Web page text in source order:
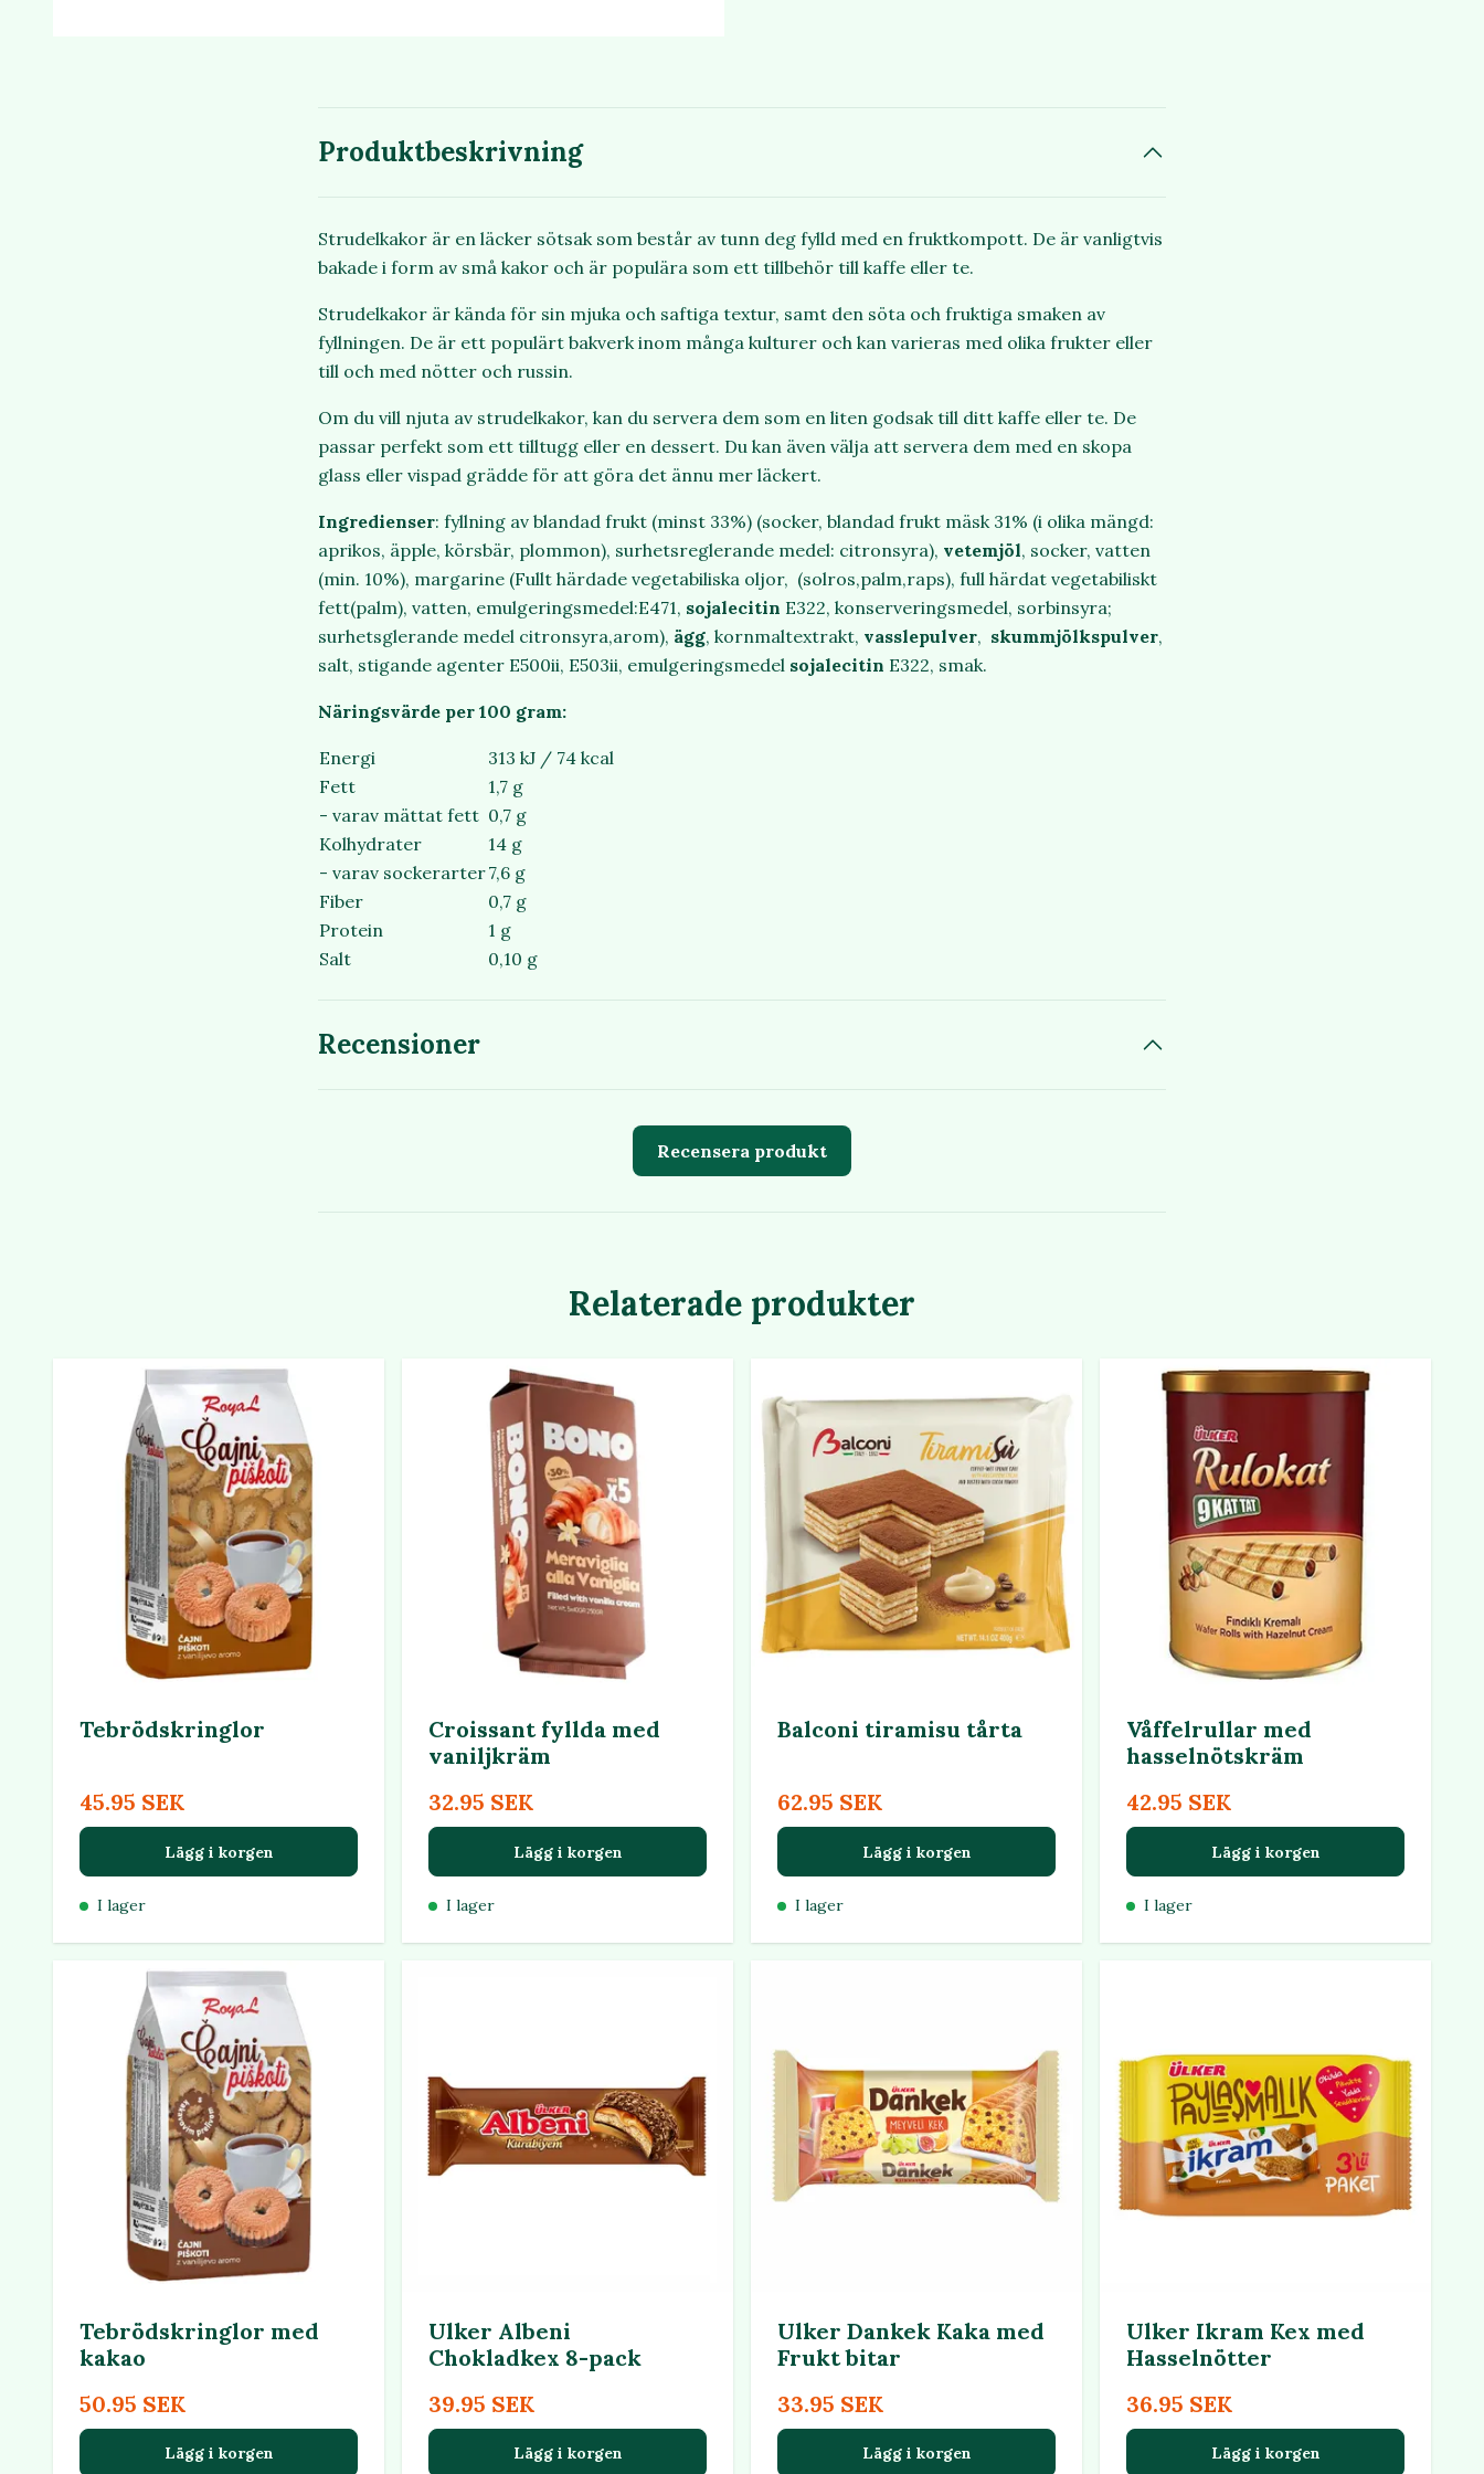
Produktbeskrivning
Strudelkakor är en läcker sötsak som består av tunn deg fylld med en fruktkompott. De är vanligtvis
bakade i form av små kakor och är populära som ett tillbehör till kaffe eller te.
Strudelkakor är kända för sin mjuka och saftiga textur, samt den söta och fruktiga smaken av
fyllningen. De är ett populärt bakverk inom många kulturer och kan varieras med olika frukter eller
till och med nötter och russin.
Om du vill njuta av strudelkakor, kan du servera dem som en liten godsak till ditt kaffe eller te. De
passar perfekt som ett tilltugg eller en dessert. Du kan även välja att servera dem med en skopa
glass eller vispad grädde för att göra det ännu mer läckert.
Ingredienser: fyllning av blandad frukt (minst 33%) (socker, blandad frukt mäsk 31% (i olika mängd:
aprikos, äpple, körsbär, plommon), surhetsreglerande medel: citronsyra), vetemjöl, socker, vatten
(min. 10%), margarine (Fullt härdade vegetabiliska oljor, (solros,palm,raps), full härdat vegetabiliskt
fett(palm), vatten, emulgeringsmedel:E471, sojalecitin E322, konserveringsmedel, sorbinsyra;
surhetsglerande medel citronsyra,arom), ägg, kornmaltextrakt, vasslepulver, skummjölkspulver,
salt, stigande agenter E500ii, E503ii, emulgeringsmedel sojalecitin E322, smak.
Näringsvärde per 100 gram:
Energi
313 kJ / 74 kcal
Fett
1,7 g
- varav mättat fett 0,7 g
Kolhydrater
14 g
- varav sockerarter7,6 g
Fiber
0,7 g
Protein
1 g
Salt
0,10 g
Recensioner
Recensera produkt
Relaterade produkter
Tebrödskringlor
45.95 SEK
Lägg i korgen
I lager
Croissant fyllda med
vaniljkräm
32.95 SEK
Lägg i korgen
I lager
Balconi tiramisu tårta
62.95 SEK
Lägg i korgen
I lager
Våffelrullar med
hasselnötskräm
42.95 SEK
Lägg i korgen
I lager
Tebrödskringlor med
kakao
50.95 SEK
Lägg i korgen
Ulker Albeni
Chokladkex 8-pack
39.95 SEK
Lägg i korgen
Ulker Dankek Kaka med
Frukt bitar
33.95 SEK
Lägg i korgen
Ulker Ikram Kex med
Hasselnötter
36.95 SEK
Lägg i korgen